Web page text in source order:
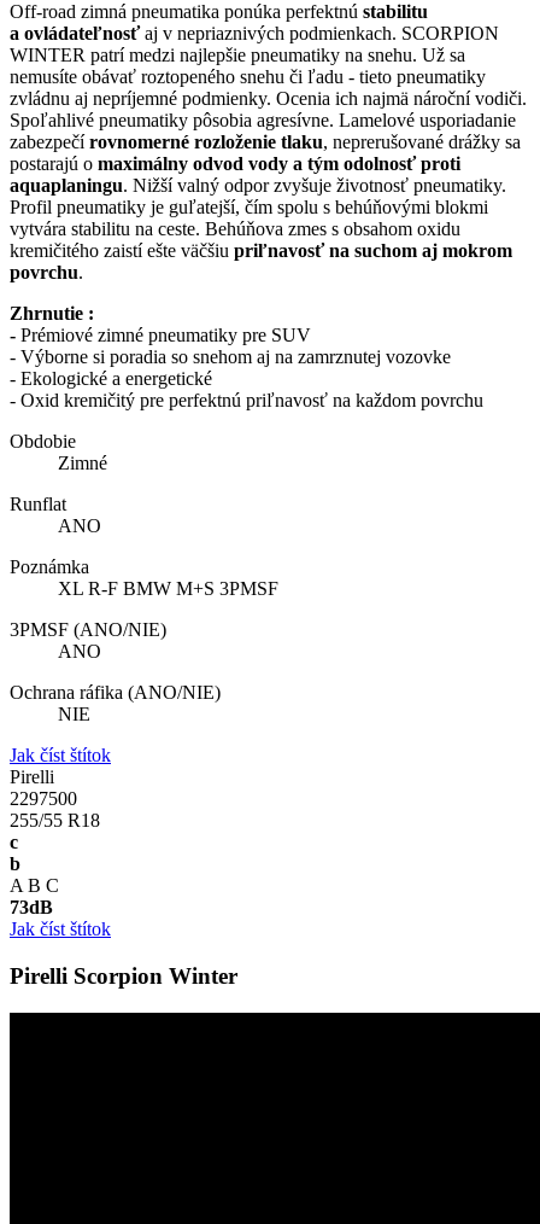
Off-road zimná pneumatika ponúka perfektnú stabilitu
a ovládateľnosťaj v nepriaznivých podmienkach. SCORPION
WINTER patrí medzi najlepšie pneumatiky na snehu. Už sa
nemusíte obávať roztopeného snehu či ľadu - tieto pneumatiky
zvládnu aj nepríjemné podmienky. Ocenia ich najmä nároční vodiči.
Spoľahlivé pneumatiky pôsobia agresívne. Lamelové usporiadanie
zabezpečírovnomerné rozloženie tlaku, neprerušované drážky sa
postarajú o maximálny odvod vody a tým odolnosť proti
aquaplaningu. Nižší valný odpor zvyšuje životnosť pneumatiky.
Profil pneumatiky je guľatejší, čím spolu s behúňovými blokmi
vytvára stabilitu na ceste. Behúňova zmes s obsahom oxidu
kremičitého zaistí ešte väčšiu priľnavosť na suchom aj mokrom
povrchu.
Zhrnutie :
- Prémiové zimné pneumatiky pre SUV
- Výborne si poradia so snehom aj na zamrznutej vozovke
- Ekologické a energetické
- Oxid kremičitý pre perfektnú priľnavosť na každom povrchu
Obdobie
Zimné
Runflat
ANO
Poznámka
XL R-F BMW M+S 3PMSF
3PMSF (ANO/NIE)
ANO
Ochrana ráfika (ANO/NIE)
NIE
Jak číst štítok
Pirelli
2297500
255/55 R18
c
b
A B C
73dB
Jak číst štítok
Pirelli Scorpion Winter